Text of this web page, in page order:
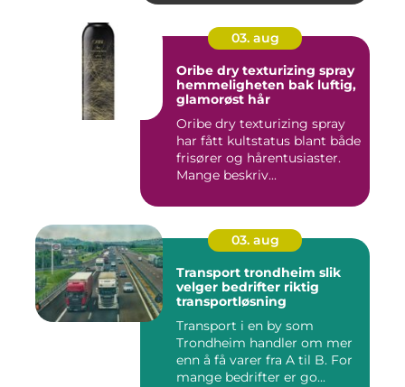
03. aug
Oribe dry texturizing spray
hemmeligheten bak luftig,
glamorøst hår
Oribe dry texturizing spray
har fått kultstatus blant både
frisører og hårentusiaster.
Mange beskriv...
03. aug
Transport trondheim slik
velger bedrifter riktig
transportløsning
Transport i en by som
Trondheim handler om mer
enn å få varer fra A til B. For
mange bedrifter er go...